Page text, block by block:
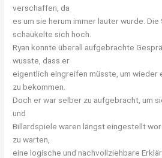
verschaffen, da
es um sie herum immer lauter wurde. Die
schaukelte sich hoch.
Ryan konnte überall aufgebrachte
wusste, dass er
eigentlich eingreifen müsste, um wieder
zu bekommen.
Doch er war selber zu aufgebracht, um
und
Billardspiele waren längst eingestellt
zu warten,
eine logische und nachvollziehbare